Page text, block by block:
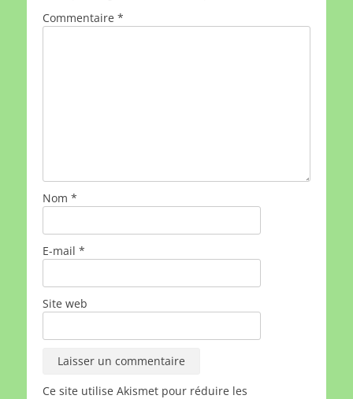
Commentaire *
Nom *
E-mail *
Site web
Ce site utilise Akismet pour réduire les